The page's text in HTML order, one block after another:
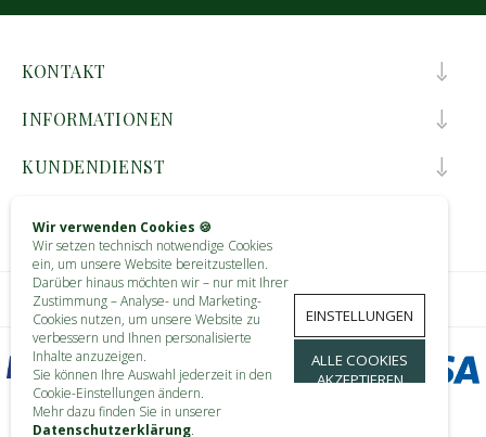
Wir verwenden Cookies 🍪
Wir setzen technisch notwendige Cookies
ein, um unsere Website bereitzustellen.
Darüber hinaus möchten wir – nur mit Ihrer
Zustimmung – Analyse- und Marketing-
Cookies nutzen, um unsere Website zu
verbessern und Ihnen personalisierte
Inhalte anzuzeigen.
Sie können Ihre Auswahl jederzeit in den
Cookie-Einstellungen ändern.
Mehr dazu finden Sie in unserer
Datenschutzerklärung.
EINSTELLUNGEN
ALLE COOKIES
AKZEPTIEREN
KONTAKT
INFORMATIONEN
KUNDENDIENST